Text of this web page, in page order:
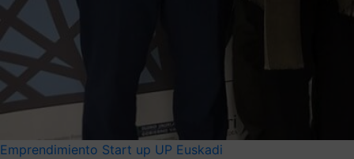
Emprendimiento Start up UP Euskadi